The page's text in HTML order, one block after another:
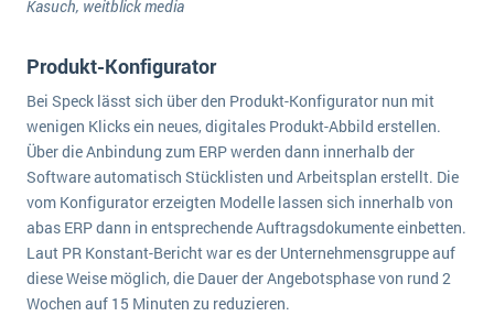
Kasuch, weitblick media
Produkt-Konfigurator
Bei Speck lässt sich über den Produkt-Konfigurator nun mit
wenigen Klicks ein neues, digitales Produkt-Abbild erstellen.
Über die Anbindung zum ERP werden dann innerhalb der
Software automatisch Stücklisten und Arbeitsplan erstellt. Die
vom Konfigurator erzeigten Modelle lassen sich innerhalb von
abas ERP dann in entsprechende Auftragsdokumente einbetten.
Laut PR Konstant-Bericht war es der Unternehmensgruppe auf
diese Weise möglich, die Dauer der Angebotsphase von rund 2
Wochen auf 15 Minuten zu reduzieren.